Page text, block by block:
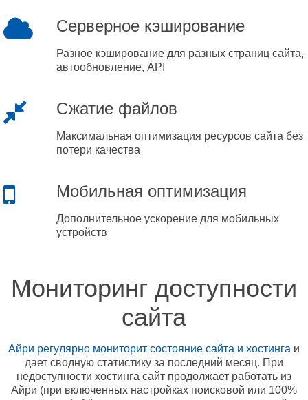
Серверное кэширование
Разное кэширование для разных страниц сайта,
автообновление, API
Сжатие файлов
Максимальная оптимизация ресурсов сайта без
потери качества
Мобильная оптимизация
Дополнительное ускорение для мобильных
устройств
Мониторинг доступности
сайта
Айри регулярно мониторит состояние сайта и хостинга и
дает сводную статистику за последний месяц. При
недоступности хостинга сайт продолжает работать из
Айри (при включенных настройках поисковой или 100%